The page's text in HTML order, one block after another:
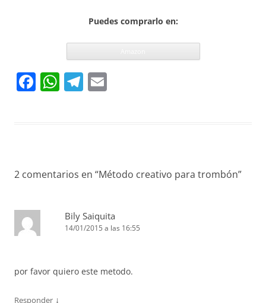
Puedes comprarlo en:
F
o
k
W
p
T
m
2 comentarios en “Método creativo para trombón”
Bily Saiquita
14/01/2015 a las 16:55
por favor quiero este metodo.
Responder ↓